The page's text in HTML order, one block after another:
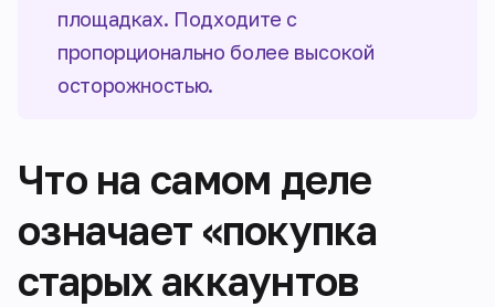
площадках. Подходите с
пропорционально более высокой
осторожностью.
Что на самом деле
означает «покупка
старых аккаунтов